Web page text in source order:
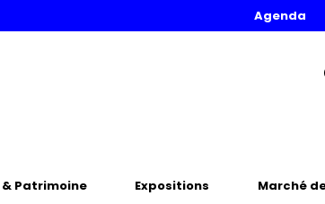
Agenda
& Patrimoine Expositions Marché